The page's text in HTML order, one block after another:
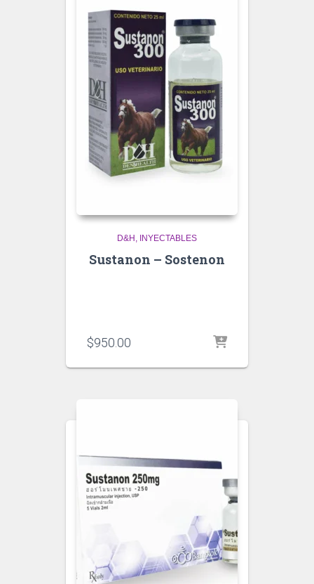
D&H INYECTABLES
Sustanon – Sostenon
$950.00